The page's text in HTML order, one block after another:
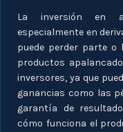
La inversión en
especialmente en
puede perder parte o
productos
inversores, ya que
ganancias como las
garantía de
cómo funciona el